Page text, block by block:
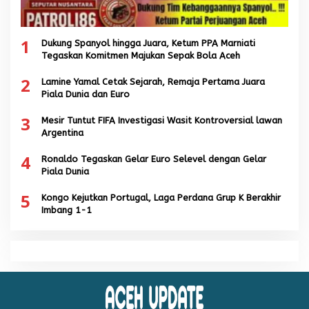
1
Dukung Spanyol hingga Juara, Ketum PPA Marniati
Tegaskan Komitmen Majukan Sepak Bola Aceh
2
Lamine Yamal Cetak Sejarah, Remaja Pertama Juara
Piala Dunia dan Euro
3
Mesir Tuntut FIFA Investigasi Wasit Kontroversial lawan
Argentina
4
Ronaldo Tegaskan Gelar Euro Selevel dengan Gelar
Piala Dunia
5
Kongo Kejutkan Portugal, Laga Perdana Grup K Berakhir
Imbang 1-1